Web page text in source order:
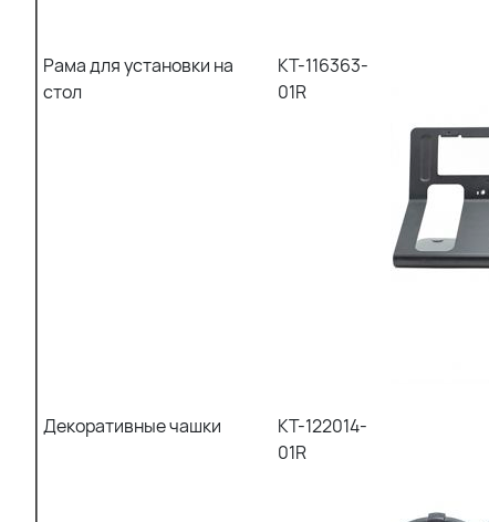
Рама для установки на
стол
KT-116363-
01R
Декоративные чашки
KT-122014-
01R